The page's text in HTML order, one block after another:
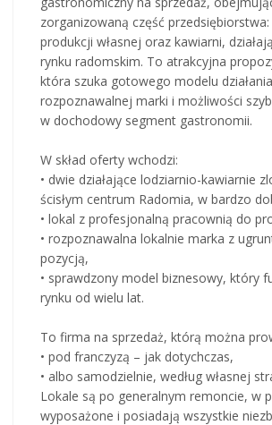
zorganizowaną część
produkcji własnej oraz kawiarni,
rynku radomskim. To atrakcyjna
która szuka gotowego modelu
rozpoznawalnej marki i możliwości
w dochodowy segment gastronomii.
W skład oferty wchodzi:
• dwie działające lodziarnio-kawiarnie
ścisłym centrum Radomia, w bardzo
• lokal z profesjonalną pracownią do
• rozpoznawalna lokalnie marka z
pozycją,
• sprawdzony model biznesowy, który
rynku od wielu lat.
To firma na sprzedaż, którą można
• pod franczyzą – jak dotychczas,
• albo samodzielnie, według własnej
Lokale są po generalnym remoncie, w
wyposażone i posiadają wszystkie